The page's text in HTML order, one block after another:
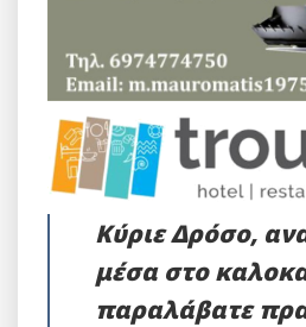
Κύριε Δρόσο,
μέσα στο
παραλάβατε